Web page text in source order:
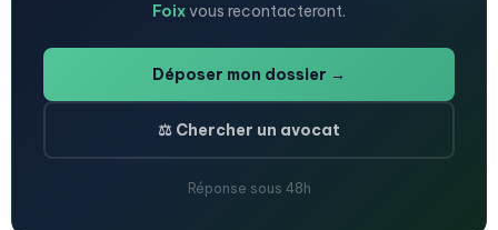
Foixvous recontacteront.
Déposer mon dossier →
⚖️ Chercher un avocat
Réponse sous 48h